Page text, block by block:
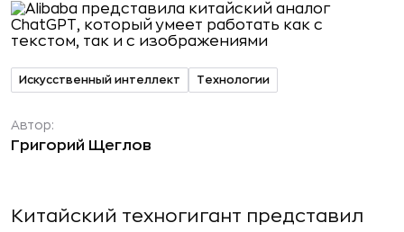
Искусственный интеллект Технологии
Автор:
Григорий Щеглов
Китайский техногигант представил